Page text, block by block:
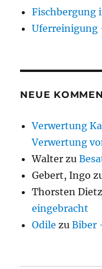
Fischbergung
Uferreinigung
NEUE
Verwertung
Verwertung
Walter zu
Gebert, Ingo
Thorsten Dietz
eingebracht
Odile zuBiber